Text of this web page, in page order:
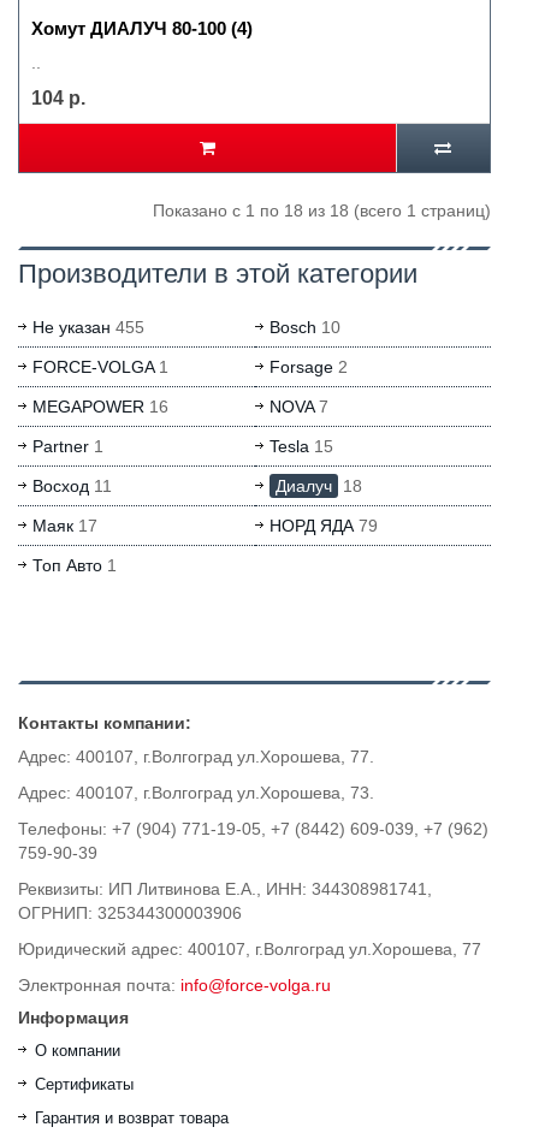
Хомут ДИАЛУЧ 80-100 (4)
104 р.
Показано с 1 по 18 из 18 (всего 1 страниц)
Производители в этой категории
Не указан 455 Bosch 10
FORCE-VOLGA1 Forsage2
MEGAPOWER 16 NOVA7
Partner 1 Tesla 15
Восход 11 Диалуч 18
Маяк 17 НОРД ЯДА79
Топ Авто 1
Контакты компании:
Адрес: 400107, г.Волгоград ул.Хорошева, 77.
Адрес: 400107, г.Волгоград ул.Хорошева, 73.
Телефоны: +7 (904) 771-19-05, +7 (8442) 609-039, +7 (962)
759-90-39
Реквизиты: ИП Литвинова Е.А., ИНН: 344308981741,
ОГРНИП: 325344300003906
Юридический адрес: 400107, г.Волгоград ул.Хорошева, 77
Электронная почта: info@force-volga.ru
Информация
О компании
Сертификаты
Гарантия и возврат товара